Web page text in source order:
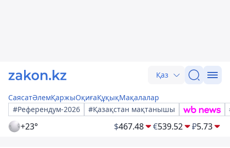
Қаз
СаясатӘлемҚаржыОқиғаҚұқықМақалалар
#Референдум-2026
#Қазақстан мақтанышы
+23° $467.48 €539.52 ₽5.73